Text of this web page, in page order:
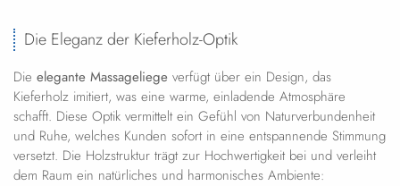
Die Eleganz der Kieferholz-Optik
Die elegante Massageliege verfügt über ein Design, das
Kieferholz imitiert, was eine warme, einladende Atmosphäre
schafft. Diese Optik vermittelt ein Gefühl von Naturverbundenheit
und Ruhe, welches Kunden sofort in eine entspannende Stimmung
versetzt. Die Holzstruktur trägt zur Hochwertigkeit bei und verleiht
dem Raum ein natürliches und harmonisches Ambiente: